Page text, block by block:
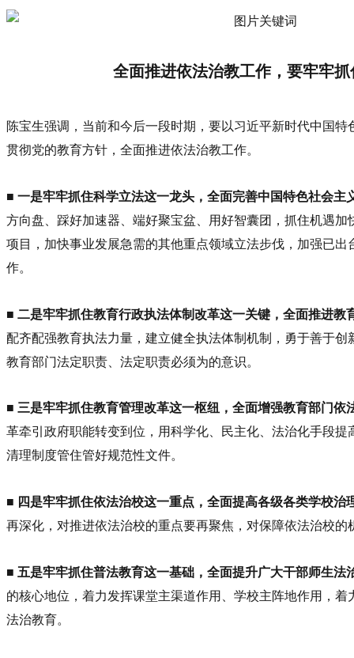
全面推进依法治教工作，要牢牢抓
陈宝生强调，当前和今后一段时期，要以习近平新时代中国
贯彻党的教育方针，全面推进依法治教工作。
■ 一是牢牢抓住科学立法这一龙头，全面完善中国特色社会主
方向盘、踩好加速器、端好聚宝盆、用好智囊团，抓住机遇加
项目，加快事业发展急需的其他重点领域立法步伐，加强已出
作。
■ 二是牢牢抓住教育行政执法体制改革这一关键，全面推进教
配齐配强教育执法力量，建立健全执法体制机制，勇于善于创
教育部门法定职责、法定职责必须为的意识。
■ 三是牢牢抓住教育管理改革这一枢纽，全面增强教育部门依
革牵引政府职能转变到位，用科学化、民主化、法治化手段提
清理制度管住管好规范性文件。
■ 四是牢牢抓住依法治校这一重点，全面提高各级各类学校治
再深化，对推进依法治校的重点要再聚焦，对保障依法治校的
■ 五是牢牢抓住普法教育这一基础，全面提升广大干部师生法
的核心地位，着力发挥课堂主渠道作用、学校主阵地作用，着
法治教育。